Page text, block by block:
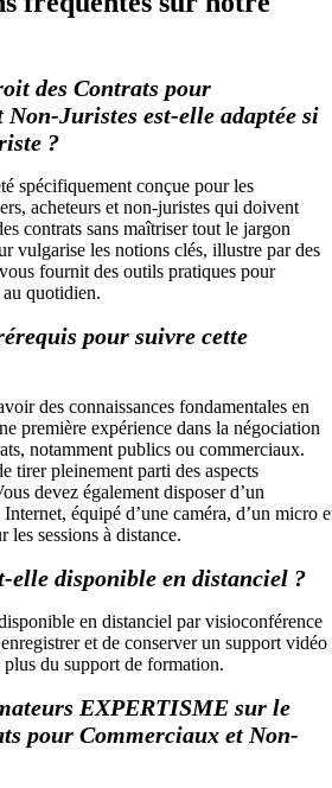
des Contrats pour
Juristes est-elle adaptée si
?
spécifiquement conçue pour les
acheteurs et non-juristes qui doivent
contrats sans maîtriser tout le jargon
vulgarise les notions clés, illustre par des
fournit des outils pratiques pour
quotidien.
pour suivre cette
des connaissances fondamentales en
première expérience dans la négociation
notamment publics ou commerciaux.
tirer pleinement parti des aspects
devez également disposer d’un
équipé d’une caméra, d’un micro
les sessions à distance.
elle disponible en distanciel ?
en distanciel par visioconférence
et de conserver un support vidéo
du support de formation.
EXPERTISME sur le
pour Commerciaux et Non-